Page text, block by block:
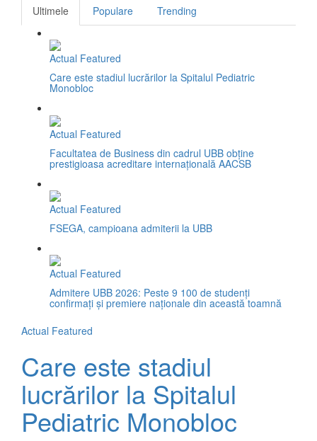
Ultimele Populare Trending
Actual Featured
Care este stadiul lucrărilor la Spitalul Pediatric
Monobloc
Actual Featured
Facultatea de Business din cadrul UBB obține
prestigioasa acreditare internațională AACSB
Actual Featured
FSEGA, campioana admiterii la UBB
Actual Featured
Admitere UBB 2026: Peste 9 100 de studenți
confirmați și premiere naționale din această toamnă
Actual Featured
Care este stadiul
lucrărilor la Spitalul
Pediatric Monobloc